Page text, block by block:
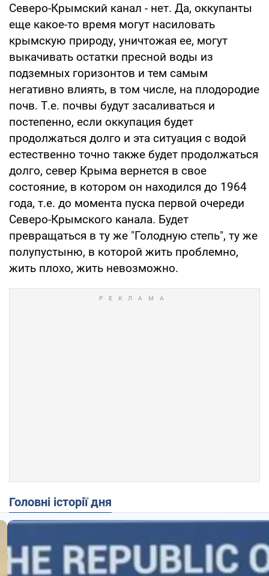
Северо-Крымский канал - нет. Да, оккупанты
еще какое-то время могут насиловать
крымскую природу, уничтожая ее, могут
выкачивать остатки пресной воды из
подземных горизонтов и тем самым
негативно влиять, в том числе, на плодородие
почв. Т.е. почвы будут засаливаться и
постепенно, если оккупация будет
продолжаться долго и эта ситуация с водой
естественно точно также будет продолжаться
долго, север Крыма вернется в свое
состояние, в котором он находился до 1964
года, т.е. до момента пуска первой очереди
Северо-Крымского канала. Будет
превращаться в ту же "Голодную степь", ту же
полупустыню, в которой жить проблемно,
жить плохо, жить невозможно.
Головні історії дня